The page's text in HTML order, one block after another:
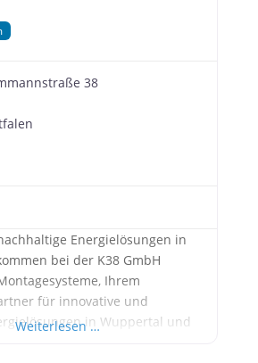
38
Energielösungen in
bei der K38 GmbH
Ihrem
für innovative und
in Wuppertal und
Weiterlesen …